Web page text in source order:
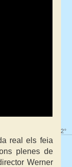
real els feia
plenes de
Werner